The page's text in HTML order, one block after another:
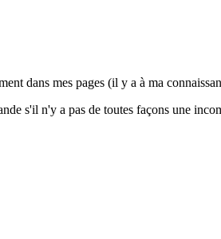
dans mes pages (il y a à ma
s'il n'y a pas de toutes façons une